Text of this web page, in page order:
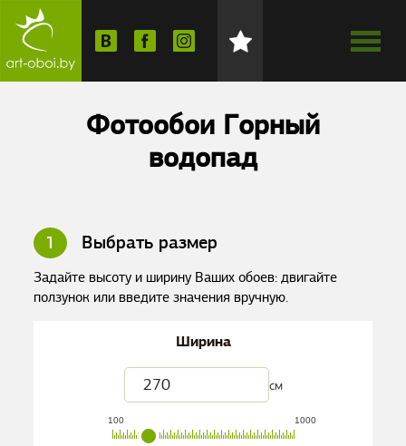
Фотообои Горный
водопад
1 Выбрать размер
Задайте высоту и ширину Ваших обоев: двигайте
ползунок или введите значения вручную.
Ширина
см
100 1000